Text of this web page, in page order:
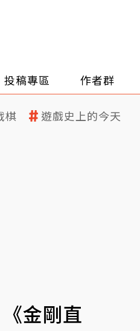
投稿專區 作者群
棋 遊戲史上的今天
金剛直